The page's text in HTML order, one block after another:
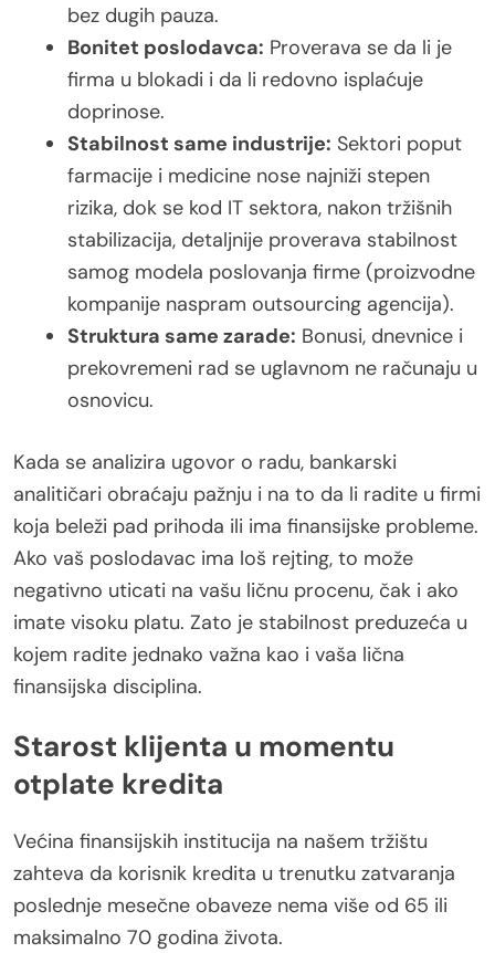
bez dugih pauza.
Bonitet poslodavca: Proverava se da li je
firma u blokadi i da li redovno isplaćuje
doprinose.
Stabilnost same industrije: Sektori poput
farmacije i medicine nose najniži stepen
rizika, dok se kod IT sektora, nakon tržišnih
stabilizacija, detaljnije proverava stabilnost
samog modela poslovanja firme (proizvodne
kompanije naspram outsourcing agencija).
Struktura same zarade: Bonusi, dnevnice i
prekovremeni rad se uglavnom ne računaju u
osnovicu.
Kada se analizira ugovor o radu, bankarski
analitičari obraćaju pažnju i na to da li radite u firmi
koja beleži pad prihoda ili ima finansijske probleme.
Ako vaš poslodavac ima loš rejting, to može
negativno uticati na vašu ličnu procenu, čak i ako
imate visoku platu. Zato je stabilnost preduzeća u
kojem radite jednako važna kao i vaša lična
finansijska disciplina.
Starost klijenta u momentu
otplate kredita
Većina finansijskih institucija na našem tržištu
zahteva da korisnik kredita u trenutku zatvaranja
poslednje mesečne obaveze nema više od 65 ili
maksimalno 70 godina života.